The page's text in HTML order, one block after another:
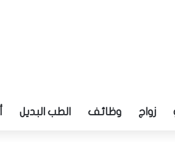
زواج وظائف الطب البديل